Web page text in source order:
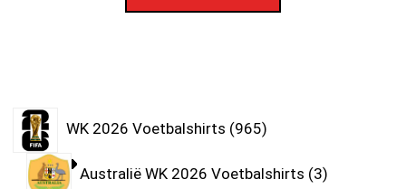
WK 2026 Voetbalshirts 965
Australië WK 2026 Voetbalshirts 3